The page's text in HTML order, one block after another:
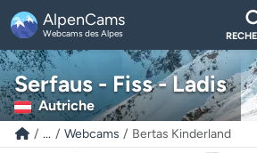
AlpenCams
Webcams des Alpes
Serfaus - Fiss - Ladis
Autriche
... Webcams Bertas Kinderland